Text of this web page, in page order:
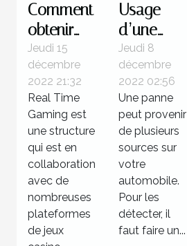
Comment
obtenir
des
jackpots
sur Real
Time
Gaming ?
Jeudi 15
décembre
2022 21:32
Real Time
Gaming est
une structure
qui est en
collaboration
avec de
nombreuses
plateformes
de jeux
Usage
d’une
valise
diagnostic
: Quelle
utilité pour
votre
voiture ?
Jeudi 8
décembre
2022 02:56
Une panne
peut provenir
de plusieurs
sources sur
votre
automobile.
Pour les
détecter, il
faut faire un...